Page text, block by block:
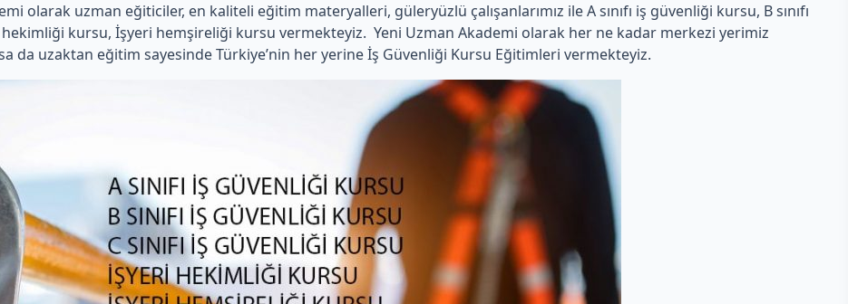
olarak uzman eğiticiler, en kaliteli eğitim materyalleri, güleryüzlü çalışanlarımız ile A sınıfı iş güvenliği kursu, B sınıfı
hekimliği kursu, İşyeri hemşireliği kursu vermekteyiz. Yeni Uzman Akademi olarak her ne kadar merkezi yerimiz
da uzaktan eğitim sayesinde Türkiye’nin her yerine İş Güvenliği Kursu Eğitimleri vermekteyiz.